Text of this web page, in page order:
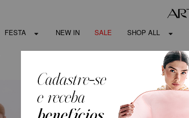
FESTA NEW IN SALE SHOP ALL